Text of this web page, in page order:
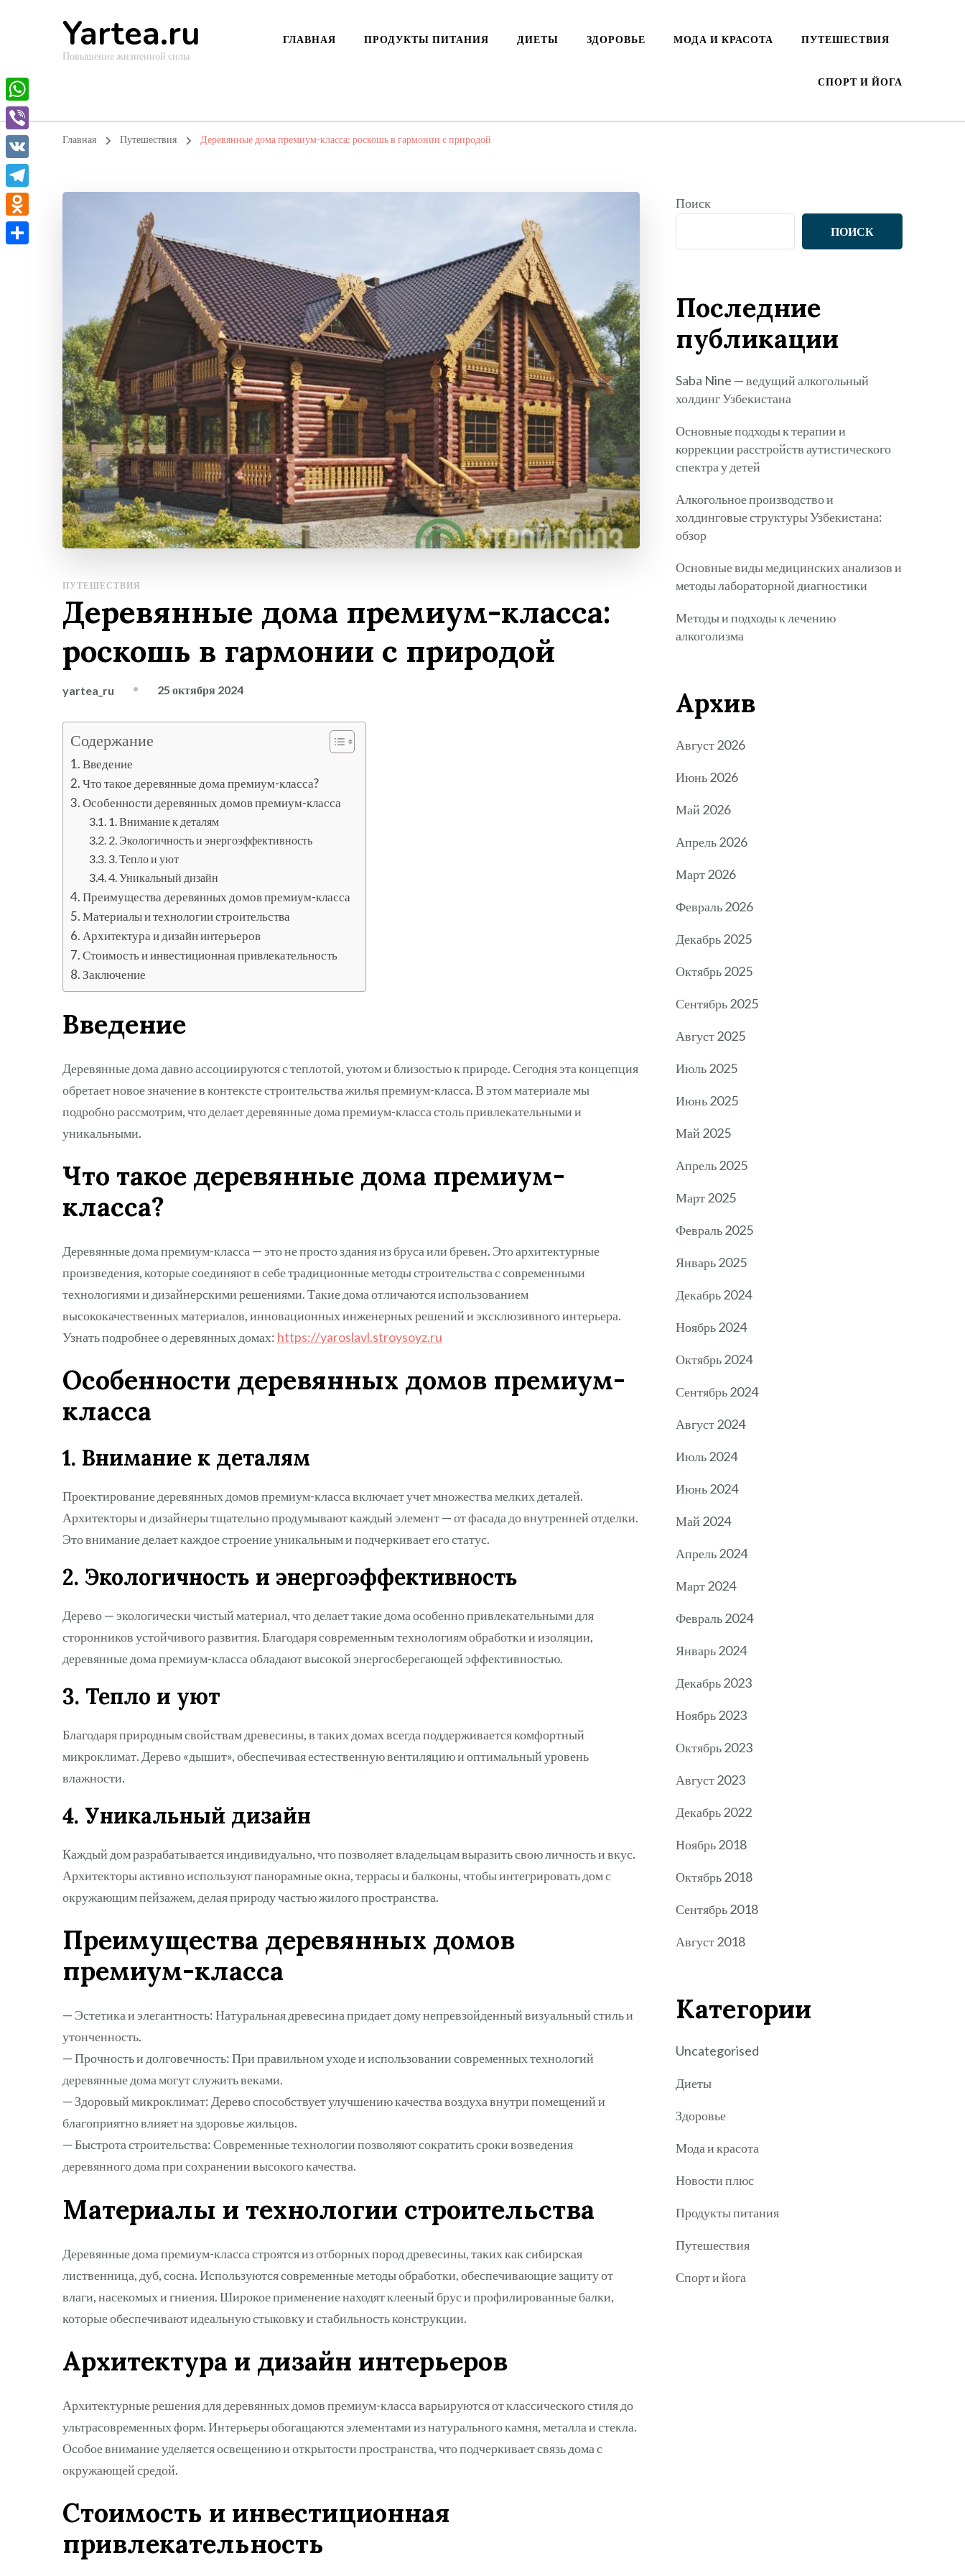
Yartea.ru
Повышение жизненной силы
ГЛАВНАЯ ПРОДУКТЫ ПИТАНИЯ ДИЕТЫ ЗДОРОВЬЕ МОДА И КРАСОТА ПУТЕШЕСТВИЯ
СПОРТ И ЙОГА
Главная Путешествия Деревянные дома премиум-класса: роскошь в гармонии с природой
ПУТЕШЕСТВИЯ
Деревянные дома премиум-класса:
роскошь в гармонии с природой
yartea_ru 25 октября 2024
Содержание
Введение
Что такое деревянные дома премиум-класса?
Особенности деревянных домов премиум-класса
1. Внимание к деталям
2. Экологичность и энергоэффективность
3. Тепло и уют
4. Уникальный дизайн
Преимущества деревянных домов премиум-класса
Материалы и технологии строительства
Архитектура и дизайн интерьеров
Стоимость и инвестиционная привлекательность
Заключение
Введение
Деревянные дома давно ассоциируются с теплотой, уютом и близостью к природе. Сегодня эта концепция
обретает новое значение в контексте строительства жилья премиум-класса. В этом материале мы
подробно рассмотрим, что делает деревянные дома премиум-класса столь привлекательными и
уникальными.
Что такое деревянные дома премиум-
класса?
Деревянные дома премиум-класса — это не просто здания из бруса или бревен. Это архитектурные
произведения, которые соединяют в себе традиционные методы строительства с современными
технологиями и дизайнерскими решениями. Такие дома отличаются использованием
высококачественных материалов, инновационных инженерных решений и эксклюзивного интерьера.
Узнать подробнее о деревянных домах: https://yaroslavl.stroysoyz.ru
Особенности деревянных домов премиум-
класса
1. Внимание к деталям
Проектирование деревянных домов премиум-класса включает учет множества мелких деталей.
Архитекторы и дизайнеры тщательно продумывают каждый элемент — от фасада до внутренней отделки.
Это внимание делает каждое строение уникальным и подчеркивает его статус.
2. Экологичность и энергоэффективность
Дерево — экологически чистый материал, что делает такие дома особенно привлекательными для
сторонников устойчивого развития. Благодаря современным технологиям обработки и изоляции,
деревянные дома премиум-класса обладают высокой энергосберегающей эффективностью.
3. Тепло и уют
Благодаря природным свойствам древесины, в таких домах всегда поддерживается комфортный
микроклимат. Дерево «дышит», обеспечивая естественную вентиляцию и оптимальный уровень
влажности.
4. Уникальный дизайн
Каждый дом разрабатывается индивидуально, что позволяет владельцам выразить свою личность и вкус.
Архитекторы активно используют панорамные окна, террасы и балконы, чтобы интегрировать дом с
окружающим пейзажем, делая природу частью жилого пространства.
Преимущества деревянных домов
премиум-класса
— Эстетика и элегантность: Натуральная древесина придает дому непревзойденный визуальный стиль и
утонченность.
— Прочность и долговечность: При правильном уходе и использовании современных технологий
деревянные дома могут служить веками.
— Здоровый микроклимат: Дерево способствует улучшению качества воздуха внутри помещений и
благоприятно влияет на здоровье жильцов.
— Быстрота строительства: Современные технологии позволяют сократить сроки возведения
деревянного дома при сохранении высокого качества.
Материалы и технологии строительства
Деревянные дома премиум-класса строятся из отборных пород древесины, таких как сибирская
лиственница, дуб, сосна. Используются современные методы обработки, обеспечивающие защиту от
влаги, насекомых и гниения. Широкое применение находят клееный брус и профилированные балки,
которые обеспечивают идеальную стыковку и стабильность конструкции.
Архитектура и дизайн интерьеров
Архитектурные решения для деревянных домов премиум-класса варьируются от классического стиля до
ультрасовременных форм. Интерьеры обогащаются элементами из натурального камня, металла и стекла.
Особое внимание уделяется освещению и открытости пространства, что подчеркивает связь дома с
окружающей средой.
Стоимость и инвестиционная
привлекательность
Поиск
ПОИСК
Последние
публикации
Saba Nine — ведущий алкогольный
холдинг Узбекистана
Основные подходы к терапии и
коррекции расстройств аутистического
спектра у детей
Алкогольное производство и
холдинговые структуры Узбекистана:
обзор
Основные виды медицинских анализов и
методы лабораторной диагностики
Методы и подходы к лечению
алкоголизма
Архив
Август 2026
Июнь 2026
Май 2026
Апрель 2026
Март 2026
Февраль 2026
Декабрь 2025
Октябрь 2025
Сентябрь 2025
Август 2025
Июль 2025
Июнь 2025
Май 2025
Апрель 2025
Март 2025
Февраль 2025
Январь 2025
Декабрь 2024
Ноябрь 2024
Октябрь 2024
Сентябрь 2024
Август 2024
Июль 2024
Июнь 2024
Май 2024
Апрель 2024
Март 2024
Февраль 2024
Январь 2024
Декабрь 2023
Ноябрь 2023
Октябрь 2023
Август 2023
Декабрь 2022
Ноябрь 2018
Октябрь 2018
Сентябрь 2018
Август 2018
Категории
Uncategorised
Диеты
Здоровье
Мода и красота
Новости плюс
Продукты питания
Путешествия
Спорт и йога
WhatsApp
Viber
VK
Telegram
Odnoklassniki